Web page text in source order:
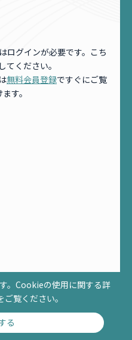
ログインが必要です。こち
してください。
無料会員登録ですぐにご覧
す。
RESERVED.
。Cookieの使用に関する詳
ご覧ください。
る